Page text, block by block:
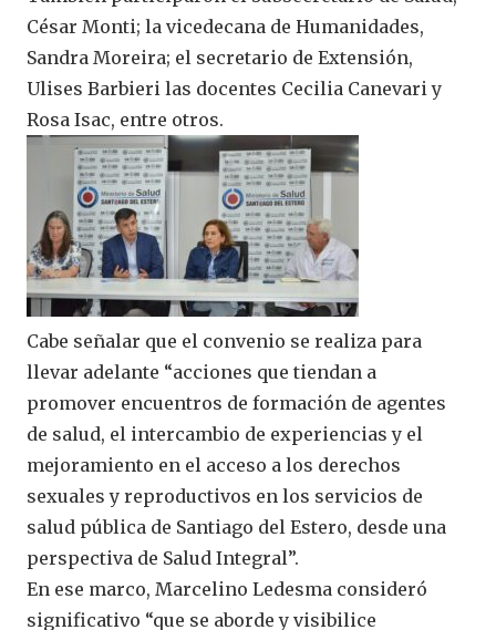
César Monti; la vicedecana de Humanidades,
Sandra Moreira; el secretario de Extensión,
Ulises Barbieri las docentes Cecilia Canevari y
Rosa Isac, entre otros.
Cabe señalar que el convenio se realiza para
llevar adelante “acciones que tiendan a
promover encuentros de formación de agentes
de salud, el intercambio de experiencias y el
mejoramiento en el acceso a los derechos
sexuales y reproductivos en los servicios de
salud pública de Santiago del Estero, desde una
perspectiva de Salud Integral”.
En ese marco, Marcelino Ledesma consideró
significativo “que se aborde y visibilice